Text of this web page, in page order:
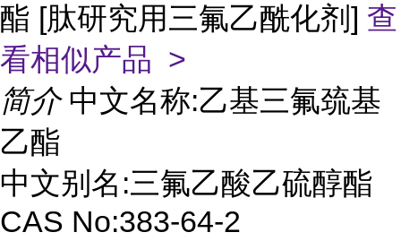
酯 [肽研究用三氟乙酰化剂] 查
看相似产品 >
简介 中文名称:乙基三氟巯基
乙酯
中文别名:三氟乙酸乙硫醇酯
CAS No:383-64-2